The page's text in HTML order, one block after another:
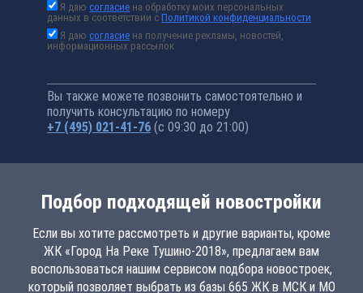
Я даюсогласие на обработку моих персональных
данных в соответствии сПолитикой конфиденциальности
Я даюсогласие на получение рекламы, новостей,
информационных рассылок
Вы также можете позвонить самостоятельно и
получить консультацию по номеру
+7 (495) 021-41-76 (с 09:30 до 21:00)
Подбор подходящей новостройки
Если вы хотите рассмотреть и другие варианты, кроме
ЖК «Город На Реке Тушино-2018», предлагаем вам
воспользоваться нашим сервисом подбора новостроек,
который позволяет выбрать из базы 665 ЖК в МСК и МО